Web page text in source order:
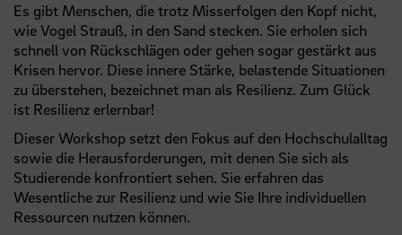
Es gibt Menschen, die trotz Misserfolgen den Kopf nicht,
wie Vogel Strauß, in den Sand stecken. Sie erholen sich
schnell von Rückschlägen oder gehen sogar gestärkt aus
Krisen hervor. Diese innere Stärke, belastende Situationen
zu überstehen, bezeichnet man als Resilienz. Zum Glück
ist Resilienz erlernbar!
Dieser Workshop setzt den Fokus auf den Hochschulalltag
sowie die Herausforderungen, mit denen Sie sich als
Studierende konfrontiert sehen. Sie erfahren das
Wesentliche zur Resilienz und wie Sie Ihre individuellen
Ressourcen nutzen können.